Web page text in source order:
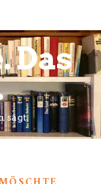
Das
sagt.